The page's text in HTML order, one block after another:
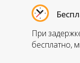
При
бесплатно,